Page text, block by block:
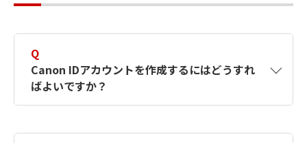
Q
Canon IDアカウントを作成するにはどうすれ
ばよいですか？